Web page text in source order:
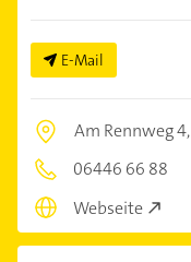
E-Mail
Am Rennweg 4,
06446 66 88
Webseite